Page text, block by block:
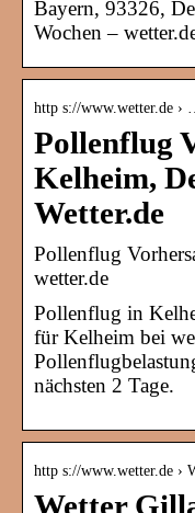
Bayern, 93326,
Wochen –
http s://www.wetter.de ›
Pollenflug
Kelheim,
Wetter.de
Pollenflug
wetter.de
Pollenflug in
für Kelheim bei
nächsten 2 Tage.
http s://www.wetter.de ›
Wetter